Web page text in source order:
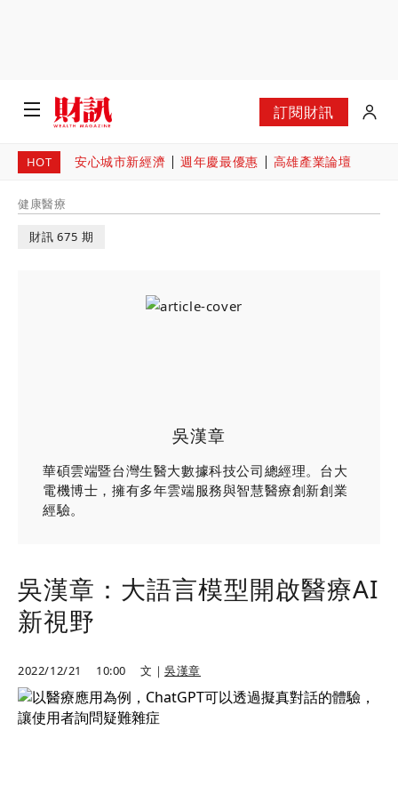
訂閱財訊
HOT 安心城市新經濟 週年慶最優惠 高雄產業論壇
健康醫療
財訊 675 期
吳漢章
華碩雲端暨台灣生醫大數據科技公司總經理。台大
電機博士，擁有多年雲端服務與智慧醫療創新創業
經驗。
吳漢章：大語言模型開啟醫療AI
新視野
2022/12/21 10:00 文｜吳漢章